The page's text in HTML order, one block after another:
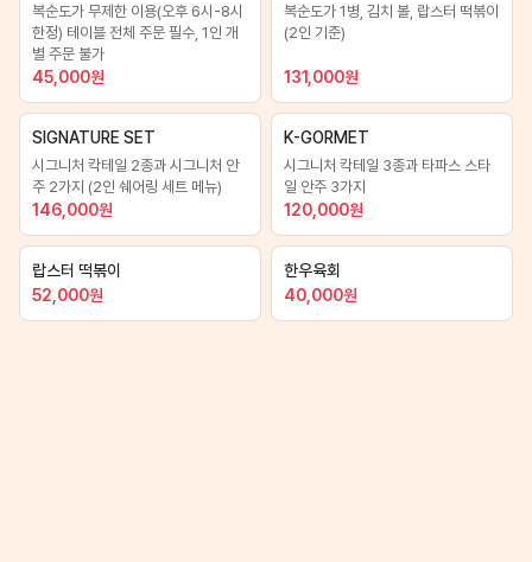
복순도가 무제한 이용(오후 6시-8시
한정) 테이블 전체 주문 필수, 1인 개
별 주문 불가
45,000원
복순도가 1병, 김치 볼, 랍스터 떡볶이
(2인 기준)
131,000원
SIGNATURE SET
시그니처 칵테일 2종과 시그니처 안
주 2가지 (2인 쉐어링 세트 메뉴)
146,000원
K-GORMET
시그니처 칵테일 3종과 타파스 스타
일 안주 3가지
120,000원
랍스터 떡볶이
52,000원
한우육회
40,000원